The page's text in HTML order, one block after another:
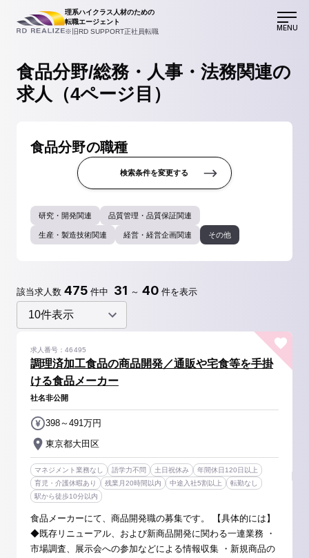
理系ハイクラス人材のための
転職エージェント
※旧RD SUPPORT正社員転職
MENU
食品分野/総務・人事・法務関連の
求人（4ページ目）
食品分野の職種
検索条件を変更する
研究・開発関連 品質管理・品質保証関連
生産・製造技術関連 経営・経営企画関連 その他
該当求人数 475 件中 31 ～ 40 件を表示
調理済加工食品の商品開発／通販や宅食等を手掛
ける食品メーカー
求人番号：46495
社名非公開
東京都大田区
398～491万円
マネジメント業務なし 語学力不問 土日祝休み
年間休日120日以上
育児・介護休暇あり
残業月20時間以内 中途入社5割以上
転勤なし
駅から徒歩10分以内
食品メーカーにて、商品開発職の募集です。 【具体的には】
◆既存リニューアル、および新商品開発に関わる一連業務 ・
市場調査、展示会への参加などによる情報収集 ・新規商品の